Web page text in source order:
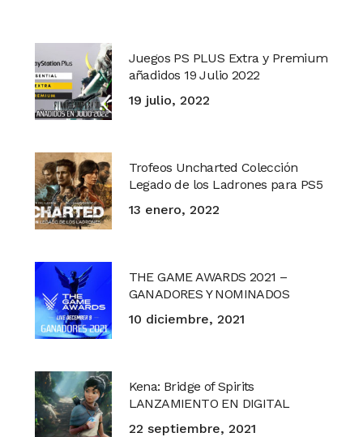
Juegos PS PLUS Extra y Premium
añadidos 19 Julio 2022
19 julio, 2022
Trofeos Uncharted Colección
Legado de los Ladrones para PS5
13 enero, 2022
THE GAME AWARDS 2021 –
GANADORES Y NOMINADOS
10 diciembre, 2021
Kena: Bridge of Spirits
LANZAMIENTO EN DIGITAL
22 septiembre, 2021